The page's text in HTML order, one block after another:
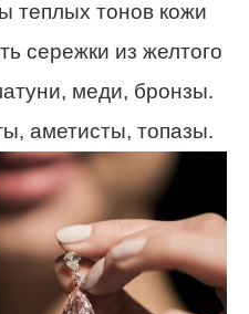
теплых тонов кожи
сережки из желтого
меди, бронзы.
аметисты, топазы.